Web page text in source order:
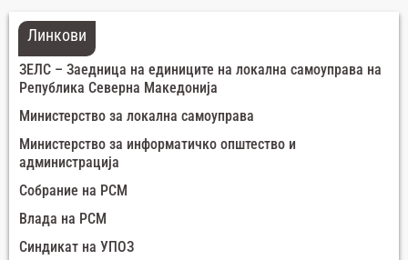
Линкови
ЗЕЛС – Заедница на единиците на локална самоуправа на
Република Северна Македонија
Министерство за локална самоуправа
Министерство за информатичко општество и
администрација
Собрание на РСМ
Влада на РСМ
Синдикат на УПОЗ